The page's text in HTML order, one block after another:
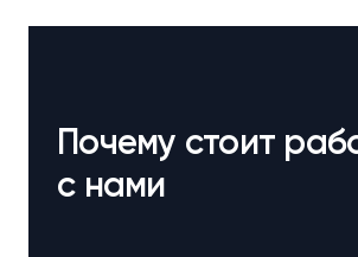
Почему стоит
с нами